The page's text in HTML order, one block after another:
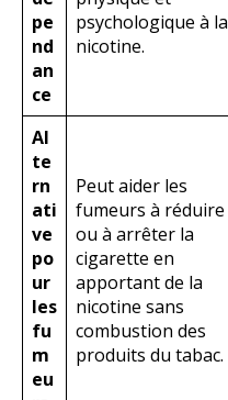
pe
nd
an
ce
psychologique à la
nicotine.
Al
te
rn
ati
ve
po
ur
les
fu
m
eu
Peut aider les
fumeurs à réduire
ou à arrêter la
cigarette en
apportant de la
nicotine sans
combustion des
produits du tabac.